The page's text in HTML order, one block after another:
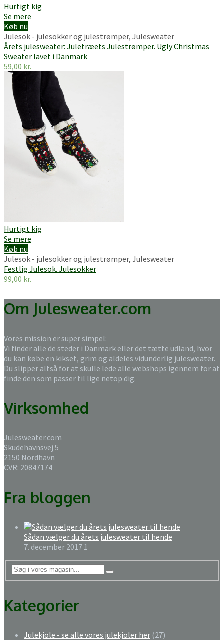
Hurtigt kig
Se mere
Køb nu
Julesok - julesokker og julestrømper, Julesweater
Årets julesweater: Juletræets Julestrømper. Ugly Christmas
Sweater lavet i Danmark
59,00 kr.
Hurtigt kig
Se mere
Køb nu
Julesok - julesokker og julestrømper, Julesweater
Festlig Julesok. Julesokker
99,00 kr.
Om Julesweater.com
Vores mission er super simpel:
Vi finder alle de steder i Danmark eller det tætte udland, hvor
du kan købe en kikset, grim og aldeles vidunderlig julesweater.
Du slipper altså for at skulle lede alle webshops igennem for at
finde den som passer til lige netop dig.
Virksomhed
Julesweater.com
Skudehavnsvej 5
2150 Nordhavn
CVR: 20847174
Fra bloggen
Sådan vælger du årets julesweater til hende
7. december 2017 1
Kategorier
Julekjole - se alle vores julekjoler her (27)